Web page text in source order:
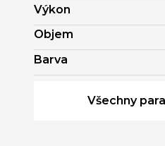
Výkon
Objem
Barva
Všechny